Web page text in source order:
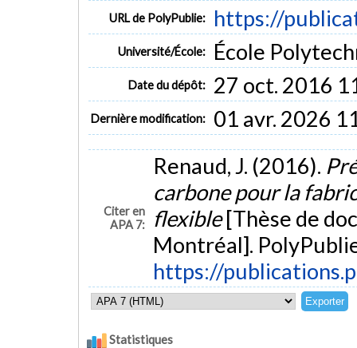
URL de PolyPublie: https://
Université/École: École
Date du dépôt: 27 oct. 2016
Dernière modification: 01 avr. 2026
Citer en
APA 7:
Renaud, J. (2016).
carbone pour la
flexible[Thèse de
Montréal].
https://
Statistiques